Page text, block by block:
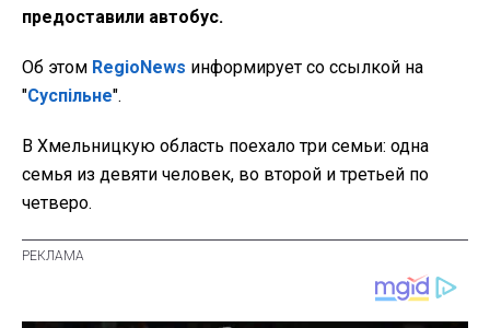
предоставили автобус.
Об этом RegioNews информирует со ссылкой на
"Суспільне".
В Хмельницкую область поехало три семьи: одна
семья из девяти человек, во второй и третьей по
четверо.